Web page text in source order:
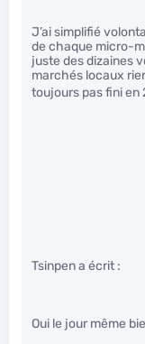
J’ai simplifié
de chaque micro-
juste des dizaines
marchés locaux
toujours pas fini en
Tsinpen a écrit :
Oui le jour même